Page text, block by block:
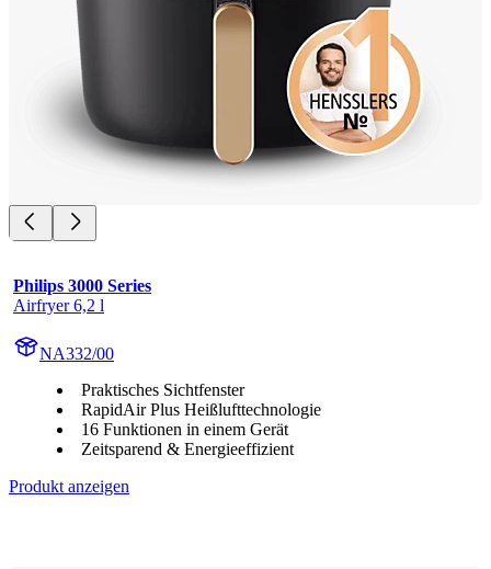
Philips 3000 Series
Airfryer 6,2 l
NA332/00
Praktisches Sichtfenster
RapidAir Plus Heißlufttechnologie
16 Funktionen in einem Gerät
Zeitsparend & Energieeffizient
Produkt anzeigen